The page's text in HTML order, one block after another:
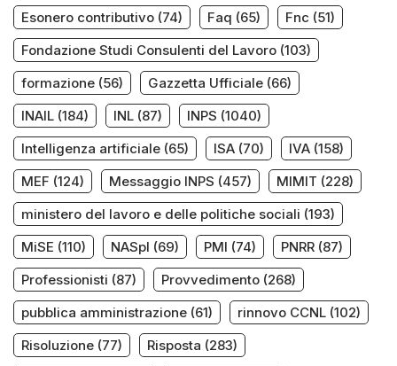
Esonero contributivo (74) Faq (65) Fnc (51)
Fondazione Studi Consulenti del Lavoro (103)
formazione (56) Gazzetta Ufficiale (66)
INAIL (184) INL (87) INPS (1040)
Intelligenza artificiale (65) ISA (70) IVA (158)
MEF (124) Messaggio INPS (457) MIMIT (228)
ministero del lavoro e delle politiche sociali (193)
MiSE (110) NASpI (69) PMI (74) PNRR (87)
Professionisti (87) Provvedimento (268)
pubblica amministrazione (61) rinnovo CCNL (102)
Risoluzione (77) Risposta (283)